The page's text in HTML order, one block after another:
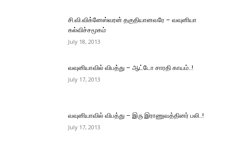
சி.வி.விக்னேஸ்வரன் தகுதியானவரே – வவுனியா
கல்விச்சமூகம்
July 18, 2013
வவுனியாவில் விபத்து – ஆட்டோ சாரதி காயம்..!
July 17, 2013
வவுனியாவில் விபத்து – இரு இராணுவத்தினர் பலி..!
July 17, 2013